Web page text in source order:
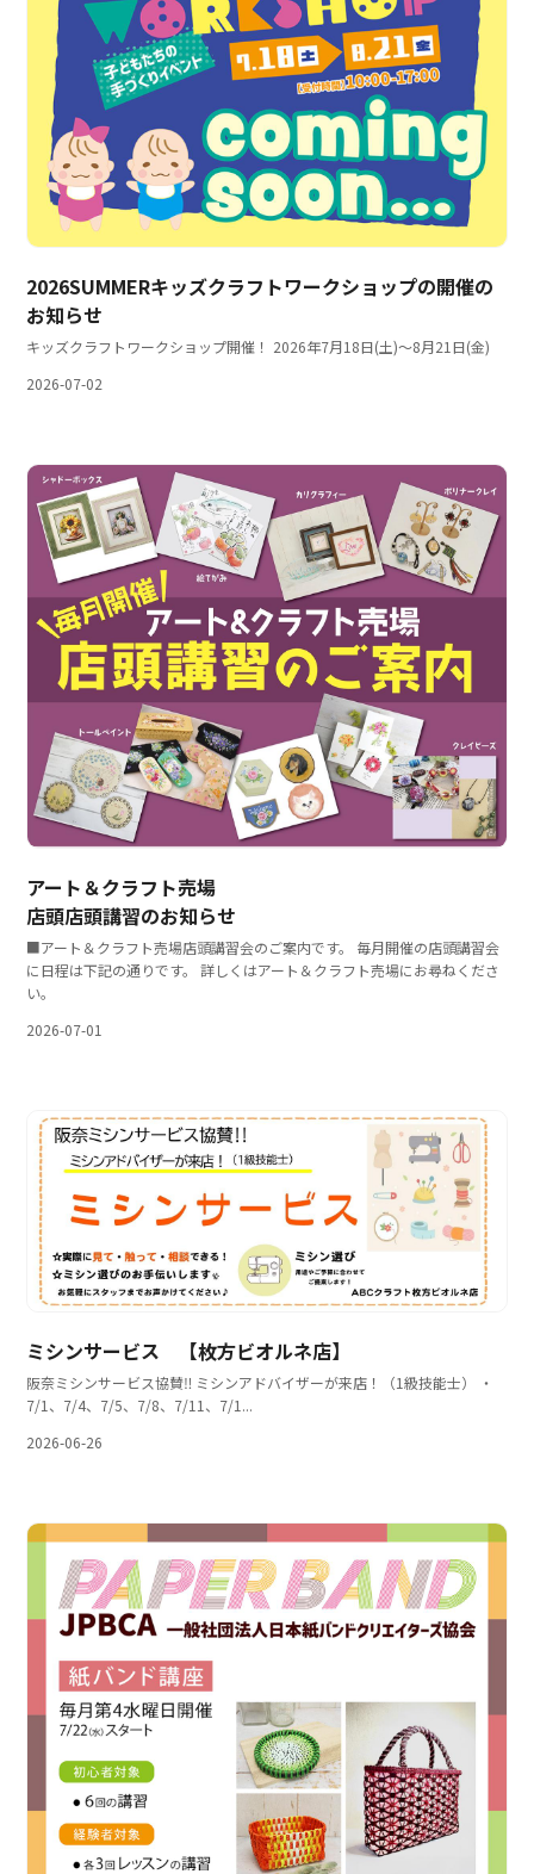
2026-07-02
2026SUMMERキッズクラフトワークショップの開催の
お知らせ
キッズクラフトワークショップ開催！ 2026年7月18日(土)～8月21日(金)
2026-07-01
アート＆クラフト売場
店頭店頭講習のお知らせ
■アート＆クラフト売場店頭講習会のご案内です。 毎月開催の店頭講習会
に日程は下記の通りです。 詳しくはアート＆クラフト売場にお尋ねくださ
い。
2026-06-26
ミシンサービス 【枚方ビオルネ店】
阪奈ミシンサービス協賛‼ ミシンアドバイザーが来店！（1級技能士） ・
7/1、7/4、7/5、7/8、7/11、7/1...